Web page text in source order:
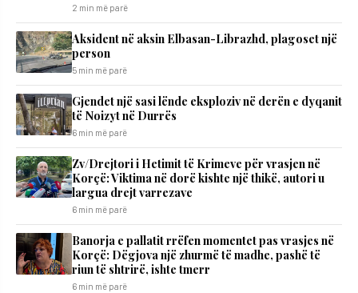
2 min më parë
Aksident në aksin Elbasan-Librazhd, plagoset një
person
5 min më parë
Gjendet një sasi lënde eksploziv në derën e dyqanit
të Noizyt në Durrës
6 min më parë
Zv/Drejtori i Hetimit të Krimeve për vrasjen në
Korçë: Viktima në dorë kishte një thikë, autori u
largua drejt varrezave
6 min më parë
Banorja e pallatit rrëfen momentet pas vrasjes në
Korçë: Dëgjova një zhurmë të madhe, pashë të
riun të shtrirë, ishte tmerr
6 min më parë